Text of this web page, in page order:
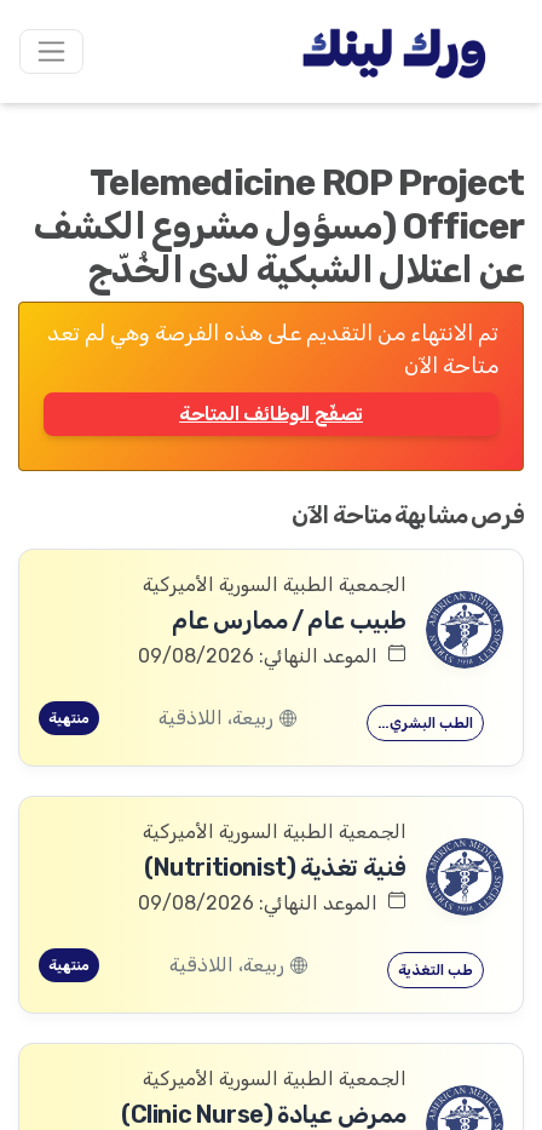
Telemedicine ROP Project
Officer (مسؤول مشروع الكشف
عن اعتلال الشبكية لدى الخُدّج
تم الانتهاء من التقديم على هذه الفرصة وهي لم تعد
متاحة الآن
تصفّح الوظائف المتاحة
فرص مشابهة متاحة الآن
الجمعية الطبية السورية الأميركية
طبيب عام / ممارس عام
الموعد النهائي: 09/08/2026
الطب البشري… ربيعة، اللاذقية منتهية
الجمعية الطبية السورية الأميركية
فنية تغذية (Nutritionist)
الموعد النهائي: 09/08/2026
طب التغذية ربيعة، اللاذقية منتهية
الجمعية الطبية السورية الأميركية
ممرض عيادة (Clinic Nurse)